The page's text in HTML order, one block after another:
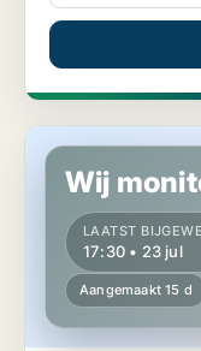
Winkel in
Wij
LAATST
17:30 • 23 jul
Aangemaakt 15 d